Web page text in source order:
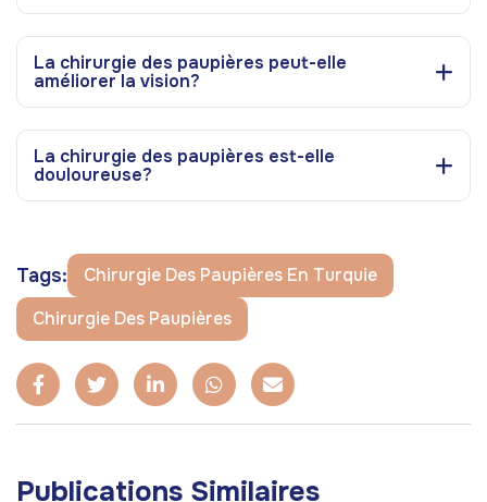
La chirurgie des paupières peut-elle
améliorer la vision?
La chirurgie des paupières est-elle
douloureuse?
Tags:
Chirurgie Des Paupières En Turquie
Chirurgie Des Paupières
Publications Similaires